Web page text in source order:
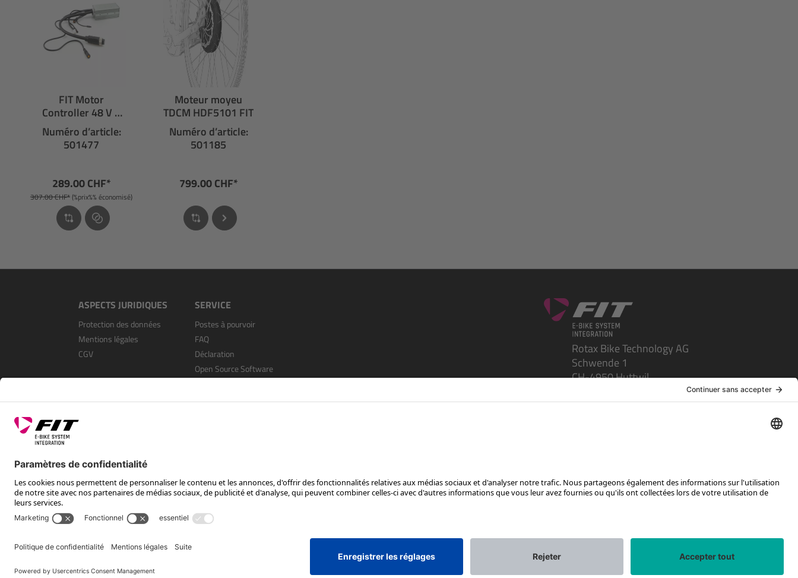
FIT Motor
Controller 48 V 1
kW
Numéro d’article:
501477
289.00 CHF*
307.00 CHF*(%prix%% économisé)
Moteur moyeu
TDCM HDF5101 FIT
Numéro d’article:
501185
799.00 CHF*
ASPECTS JURIDIQUES
Protection des données
Mentions légales
CGV
SERVICE
Postes à pourvoir
FAQ
Déclaration
Open Source Software
Rotax Bike Technology AG
Schwende 1
CH-4950 Huttwil
SUIS-NOUS SUR
*Prix de vente conseillé, TVA incluse, plus frais d'expédition et TEA
Rotax Bike Technology AG © 2025